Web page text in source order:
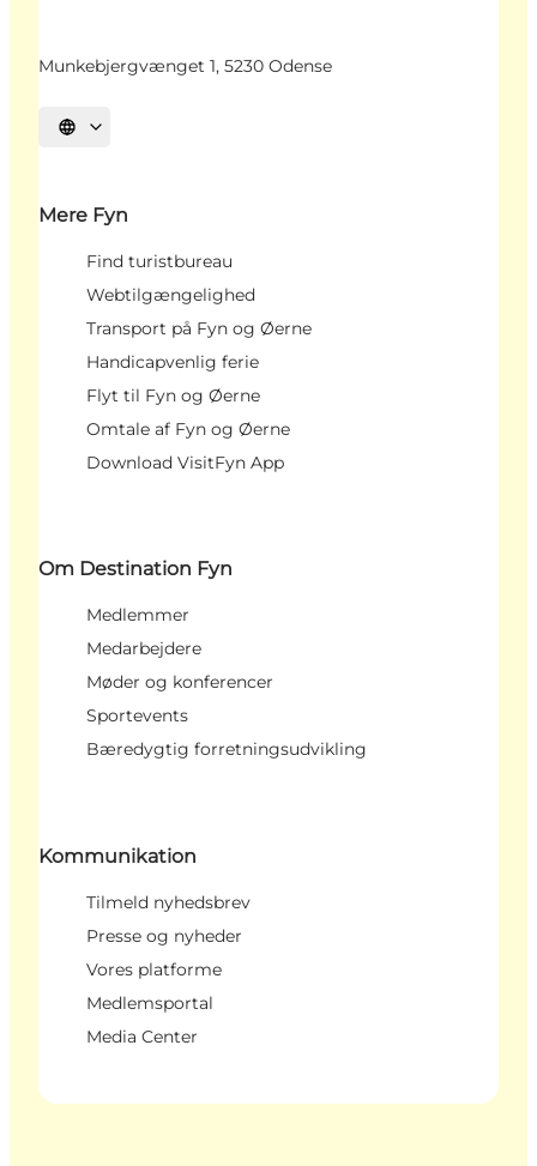
Munkebjergvænget 1, 5230 Odense
Vælg sprog
Mere Fyn
Find turistbureau
Webtilgængelighed
Transport på Fyn og Øerne
Handicapvenlig ferie
Flyt til Fyn og Øerne
Omtale af Fyn og Øerne
Download VisitFyn App
Om Destination Fyn
Medlemmer
Medarbejdere
Møder og konferencer
Sportevents
Bæredygtig forretningsudvikling
Kommunikation
Tilmeld nyhedsbrev
Presse og nyheder
Vores platforme
Medlemsportal
Media Center